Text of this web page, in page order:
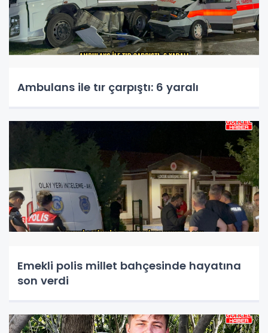
Ambulans ile tır çarpıştı: 6 yaralı
Emekli polis millet bahçesinde hayatına
son verdi